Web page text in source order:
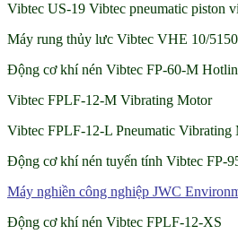
Vibtec US-19 Vibtec pneumatic piston
Máy rung thủy lưc Vibtec VHE 10/5150
Động cơ khí nén Vibtec FP-60-M
Vibtec FPLF-12-M Vibrating Motor
Vibtec FPLF-12-L Pneumatic Vibrating
Động cơ khí nén tuyến tính Vibtec FP-
Máy nghiền công nghiệp JWC
Động cơ khí nén Vibtec FPLF-12-XS